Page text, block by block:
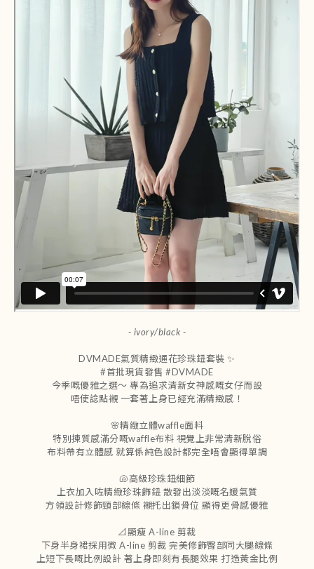
- ivory/black -
DVMADE氣質精緻通花珍珠鈕套裝 ✨
#首批現貨發售 #DVMADE
今季嘅優雅之選～ 專為追求清新女神感嘅女仔而設
唔使諗點襯 一套著上身已經充滿精緻感！
🌸精緻立體waffle面料
特別揀質感滿分嘅waffle布料 視覺上非常清新脫俗
布料帶有立體感 就算係純色設計都完全唔會顯得單調
🐚高級珍珠鈕細節
上衣加入咗精緻珍珠飾鈕 散發出淡淡嘅名媛氣質
方領設計修飾頸部線條 襯托出鎖骨位 顯得更骨感優雅
📐顯瘦 A-line 剪裁
下身半身裙採用微 A-line 剪裁 完美修飾臀部同大腿線條
上短下長嘅比例設計 著上身即刻有長腿效果 打造黃金比例